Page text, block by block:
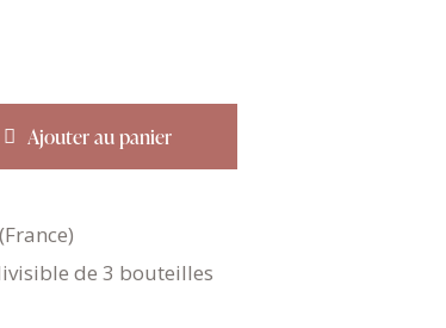
Ajouter au panier
de 3 bouteilles